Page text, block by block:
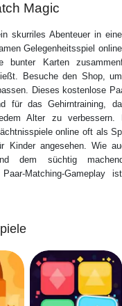
Magic
skurriles Abenteuer in
Gelegenheitsspiel
bunter Karten
Besuche den Shop,
Dieses kostenlose
für das Gehirntraining,
Alter zu verbessern.
online oft als
Kinder angesehen. Wie
dem süchtig
Paar-Matching-Gameplay